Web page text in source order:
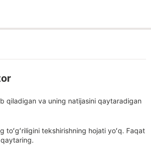
qiladigan va uning natijasini qaytaradigan
toʻgʻriligini tekshirishning hojati yoʻq. Faqat